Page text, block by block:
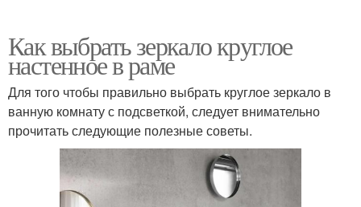
Как выбрать зеркало круглое
настенное в раме
Для того чтобы правильно выбрать круглое зеркало в
ванную комнату с подсветкой, следует внимательно
прочитать следующие полезные советы.